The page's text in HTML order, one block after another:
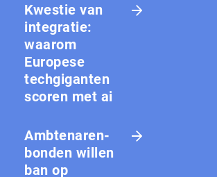
Kwestie van
integratie:
waarom
Europese
techgiganten
scoren met ai
Amb­te­na­ren­
bon­den willen
ban op